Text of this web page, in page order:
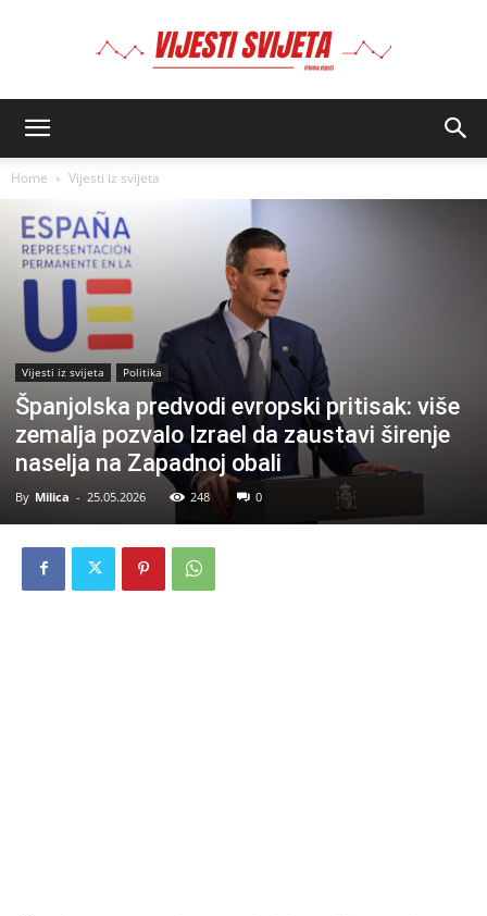
Home
Vijesti iz svijeta
Vijesti iz svijeta Politika
Španjolska predvodi evropski pritisak: više
zemalja pozvalo Izrael da zaustavi širenje
naselja na Zapadnoj obali
By Milica - 25.05.2026 248 0